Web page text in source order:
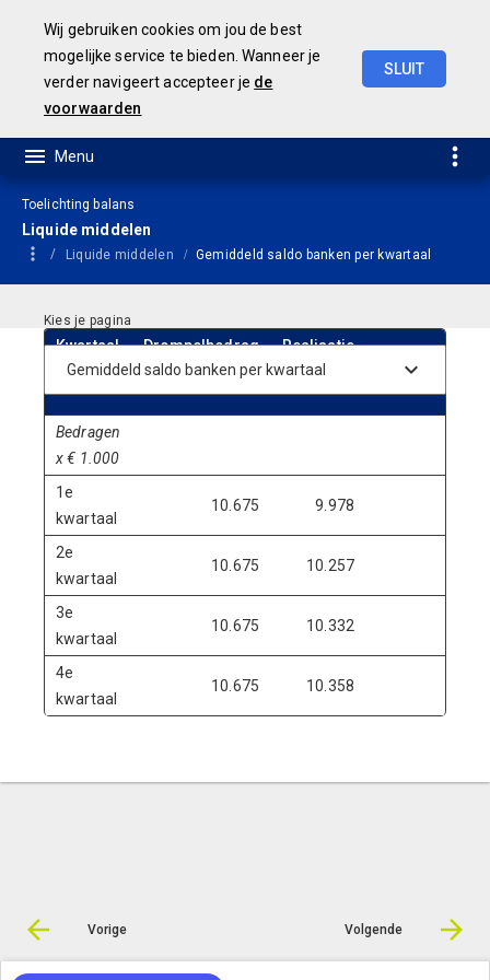
Wij gebruiken cookies om jou de best
mogelijke service te bieden. Wanneer je
verder navigeert accepteer je de
voorwaarden
SLUIT
Toelichting balans
Liquide middelen
Liquide middelen Gemiddeld saldo banken per kwartaal
Kwartaal
Drempelbedrag
2023
Realisatie
2023
Bedragen
x € 1.000
1e
kwartaal
10.675 9.978
2e
kwartaal
10.675 10.257
3e
kwartaal
10.675 10.332
4e
kwartaal
10.675 10.358
Vorige Volgende